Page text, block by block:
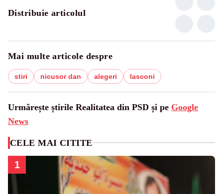
Distribuie articolul
Mai multe articole despre
stiri nicusor dan alegeri lasconi
Urmărește știrile Realitatea din PSD și pe Google
News
CELE MAI CITITE
1